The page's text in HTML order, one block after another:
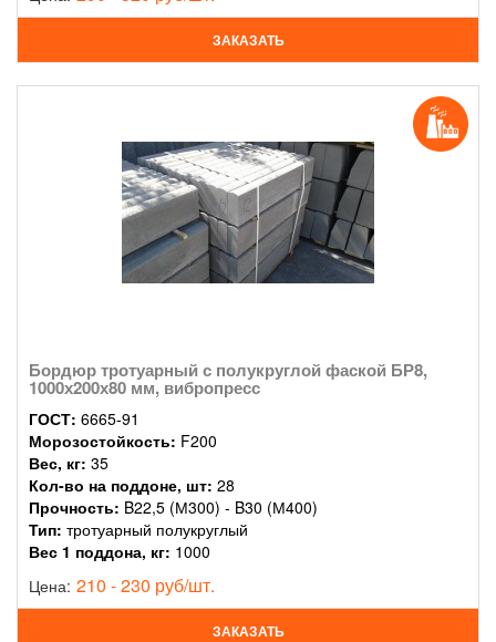
ЗАКАЗАТЬ
Бордюр тротуарный с полукруглой фаской БР8,
1000х200х80 мм, вибропресс
ГОСТ: 6665-91
Морозостойкость: F200
Вес, кг: 35
Кол-во на поддоне, шт: 28
Прочность: B22,5 (М300) - B30 (М400)
Тип: тротуарный полукруглый
Вес 1 поддона, кг: 1000
Цена: 210 - 230 руб/шт.
ЗАКАЗАТЬ